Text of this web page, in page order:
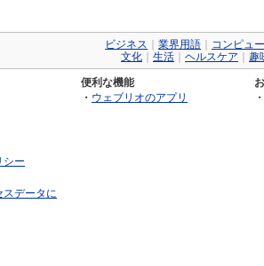
ビジネス 業界用語 コンピュ
文化
生活 ヘルスケア 趣
シー
スデータに
便利な機能
・ ウェブリオのアプリ
・